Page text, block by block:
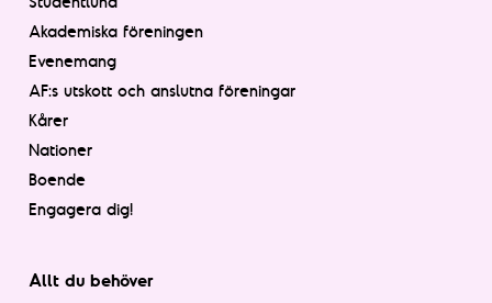
Akademiska föreningen
Evenemang
AF:s utskott och anslutna föreningar
Kårer
Nationer
Boende
Engagera dig!
Allt du behöver